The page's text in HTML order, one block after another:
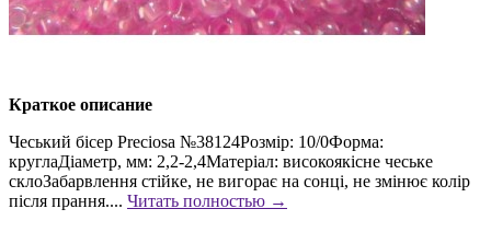
Краткое описание
Чеський бісер Preciosa №38124Розмір: 10/0Форма:
круглаДіаметр, мм: 2,2-2,4Матеріал: високоякісне чеське
склоЗабарвлення стійке, не вигорає на сонці, не змінює колір
після прання.... Читать полностью →